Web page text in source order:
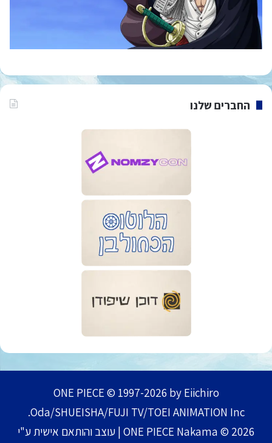
החברים שלנו
ONE PIECE © 1997-2026 by Eiichiro
Oda/SHUEISHA/FUJI TV/TOEI ANIMATION Inc.
ONE PIECE Nakama © 2026 | עוצב והותאם אישית ע"י